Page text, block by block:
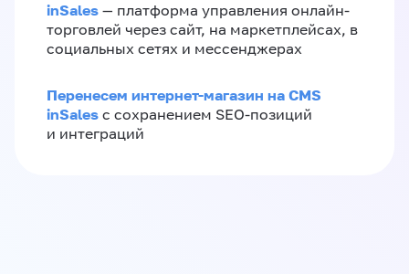
inSales — платформа управления онлайн-
торговлей через сайт, на маркетплейсах, в
социальных сетях и мессенджерах
Перенесем интернет-магазин на CMS
inSales с сохранением SEO-позиций
и интеграций